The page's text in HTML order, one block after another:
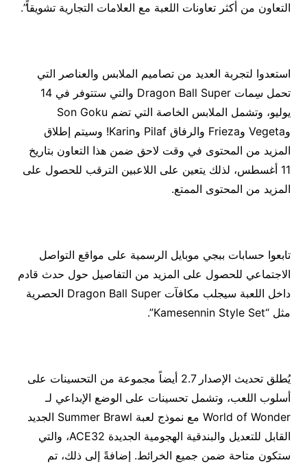
التعاون من أكثر تعاونات اللعبة مع العلامات التجارية تشويقاً”.
استعدوا لتجربة العديد من تصاميم الملابس والعناصر التي
تحمل سِمات Dragon Ball Super والتي ستتوفر في 14
يوليو، وتشمل الملابس الخاصة التي تضم Son Goku
وVegeta وFrieza والرفاق Pilaf وKarin! وسيتم إطلاق
المزيد من المحتوى في وقت لاحق ضمن هذا التعاون بتاريخ
11 أغسطس، لذلك يتعين على اللاعبين الترقب للحصول على
المزيد من المحتوى الممتع.
تابعوا حسابات ببجي موبايل الرسمية على مواقع التواصل
الاجتماعي للحصول على المزيد من التفاصيل حول حدث قادم
داخل اللعبة سيجلب مكافآت Dragon Ball Super الحصرية
مثل “Kamesennin Style Set”.
يُطلق تحديث الإصدار 2.7 أيضاً مجموعة من التحسينات على
أسلوب اللعب، وتشمل تحسينات على الوضع الإبداعي لـ
World of Wonder مع نموذج لعبة Summer Brawl الجديد
القابل للتعديل والبندقية الهجومية الجديدة ACE32، والتي
ستكون متاحة ضمن جميع الخرائط. إضافةً إلى ذلك، تم